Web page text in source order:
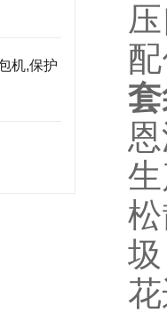
机,保护